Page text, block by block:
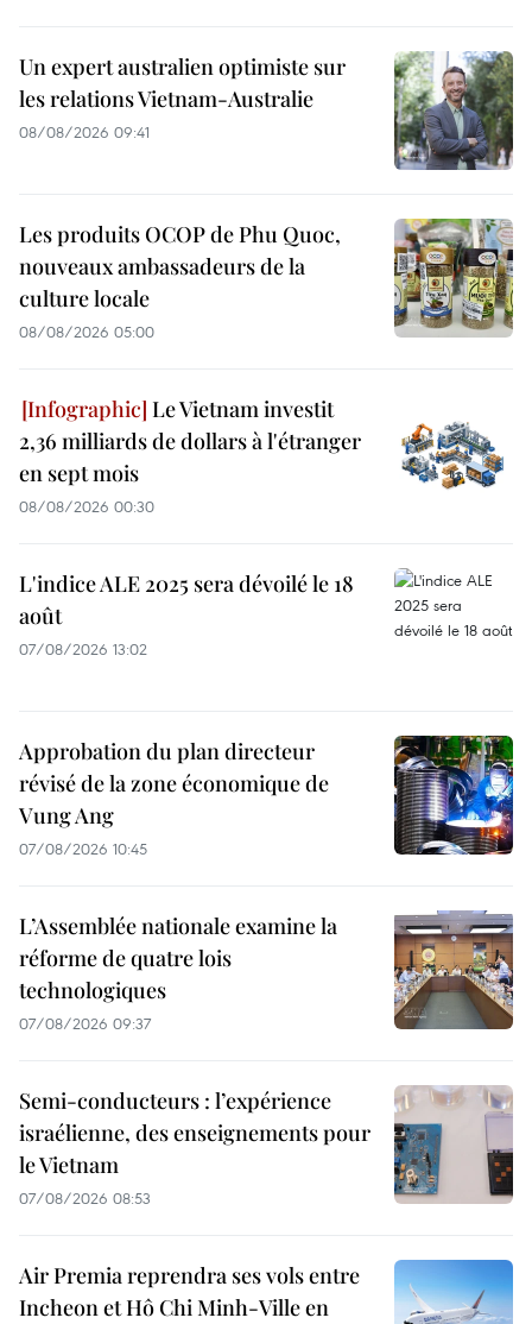
Un expert australien optimiste sur
les relations Vietnam-Australie
08/08/2026 09:41
Les produits OCOP de Phu Quoc,
nouveaux ambassadeurs de la
culture locale
08/08/2026 05:00
Le Vietnam investit
2,36 milliards de dollars à l'étranger
en sept mois
08/08/2026 00:30
L'indice ALE 2025 sera dévoilé le 18
août
07/08/2026 13:02
Approbation du plan directeur
révisé de la zone économique de
Vung Ang
07/08/2026 10:45
L’Assemblée nationale examine la
réforme de quatre lois
technologiques
07/08/2026 09:37
Semi-conducteurs : l’expérience
israélienne, des enseignements pour
le Vietnam
07/08/2026 08:53
Air Premia reprendra ses vols entre
Incheon et Hô Chi Minh-Ville en